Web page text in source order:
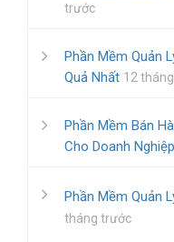
trước
Phần Mềm Quản
Quả Nhất 12
Phần Mềm Bán
Cho Doanh
Phần Mềm Quản
tháng trước